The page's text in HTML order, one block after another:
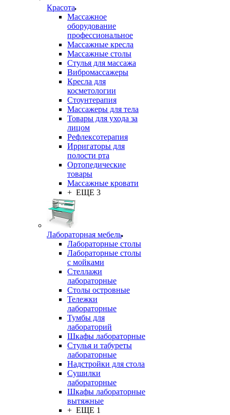
Красота
Массажное
оборудование
профессиональное
Массажные кресла
Массажные столы
Стулья для массажа
Вибромассажеры
Кресла для
косметологии
Стоунтерапия
Массажеры для тела
Товары для ухода за
лицом
Рефлексотерапия
Ирригаторы для
полости рта
Ортопедические
товары
Массажные кровати
+ ЕЩЕ 3
Лабораторная мебель
Лабораторные столы
Лабораторные столы
с мойками
Стеллажи
лабораторные
Столы островные
Тележки
лабораторные
Тумбы для
лабораторий
Шкафы лабораторные
Стулья и табуреты
лабораторные
Надстройки для стола
Сушилки
лабораторные
Шкафы лабораторные
вытяжные
+ ЕЩЕ 1